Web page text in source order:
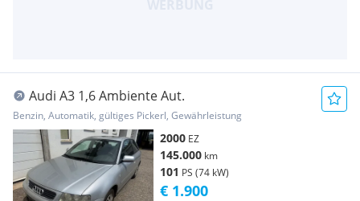
Audi A3 1,6 Ambiente Aut.
Benzin, Automatik, gültiges Pickerl, Gewährleistung
2000 EZ
145.000 km
101 PS (74 kW)
€ 1.900